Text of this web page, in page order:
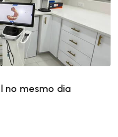
no mesmo dia
no mesmo dia